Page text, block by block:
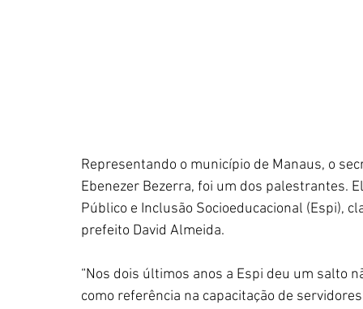
Representando o município de Manaus, o
Ebenezer Bezerra, foi um dos palestrantes.
Público e Inclusão Socioeducacional (Espi),
prefeito David Almeida.
“Nos dois últimos anos a Espi deu um salto
como referência na capacitação de